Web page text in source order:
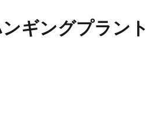
ギングプラント